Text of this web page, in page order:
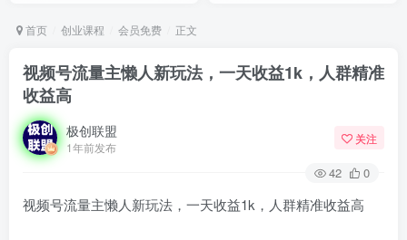
首页 创业课程 会员免费 正文
视频号流量主懒人新玩法，一天收益1k，人群精准
收益高
极创联盟
1年前发布
关注
42 0
视频号流量主懒人新玩法，一天收益1k，人群精准收益高